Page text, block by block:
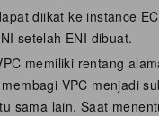
diikat ke instance
setelah ENI dibuat.
memiliki rentang
VPC menjadi
sama lain. Saat